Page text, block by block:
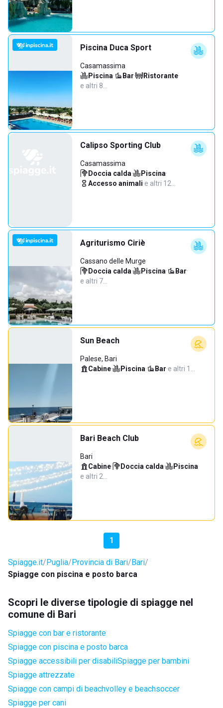
Piscina Duca Sport
Casamassima
Piscina· Bar· Ristorante·
e altri 8…
Calipso Sporting Club
Casamassima
Doccia calda· Piscina·
Accesso animali·e altri 12…
Agriturismo Ciriè
Cassano delle Murge
Doccia calda· Piscina· Bar·
e altri 7…
Sun Beach
Palese, Bari
Cabine· Piscina· Bar·e altri 1…
Bari Beach Club
Bari
Cabine· Doccia calda· Piscina·
e altri 2…
1
Spiagge.it Puglia Provincia di Bari Bari
Spiagge con piscina e posto barca
Scopri le diverse tipologie di spiagge nel
comune di Bari
Spiagge con bar e ristorante
Spiagge con piscina e posto barca
Spiagge accessibili per disabiliSpiagge per bambini
Spiagge attrezzate
Spiagge con campi di beachvolley e beachsoccer
Spiagge per cani